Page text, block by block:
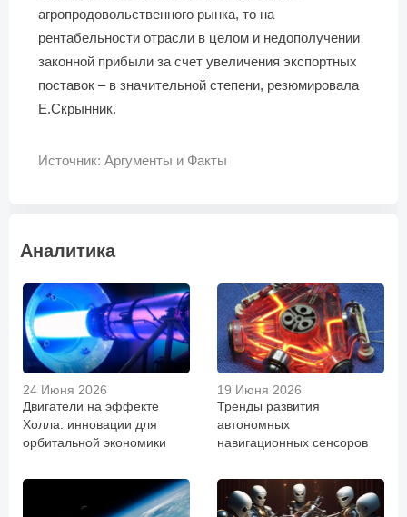
агропродовольственного рынка, то на
рентабельности отрасли в целом и недополучении
законной прибыли за счет увеличения экспортных
поставок – в значительной степени, резюмировала
Е.Скрынник.
Источник: Аргументы и Факты
Аналитика
24 Июня 2026
Двигатели на эффекте
Холла: инновации для
орбитальной экономики
19 Июня 2026
Тренды развития
автономных
навигационных сенсоров